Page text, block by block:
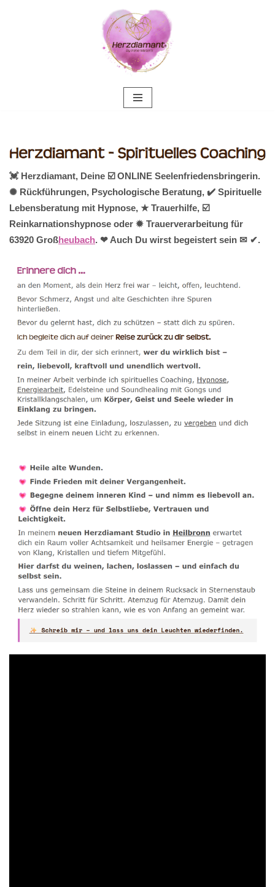
💓️ Herzdiamant, Deine ☑️ ONLINE Seelenfriedensbringerin.
✺ Rückführungen, Psychologische Beratung, ✔️ Spirituelle
Lebensberatung mit Hypnose, ★ Trauerhilfe, ☑️
Reinkarnationshypnose oder ✹ Trauerverarbeitung für
63920 Großheubach. ❤ Auch Du wirst begeistert sein ✉ ✔.